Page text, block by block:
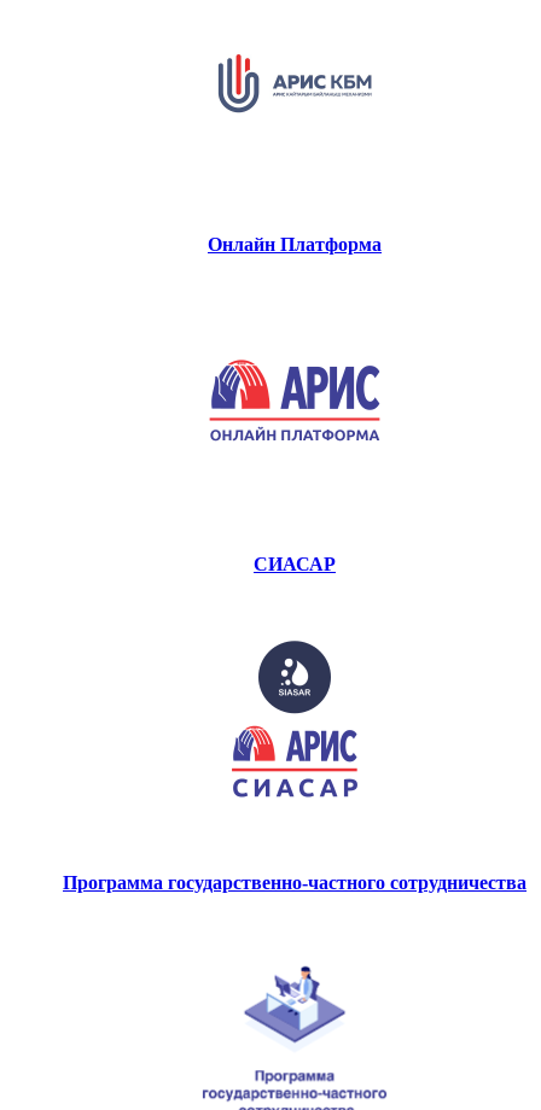
Онлайн Платформа
СИАСАР
Программа государственно-частного сотрудничества